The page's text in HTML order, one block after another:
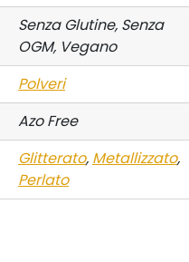
Senza Glutine, Senza
OGM, Vegano
Polveri
Azo Free
Glitterato, Metallizzato,
Perlato